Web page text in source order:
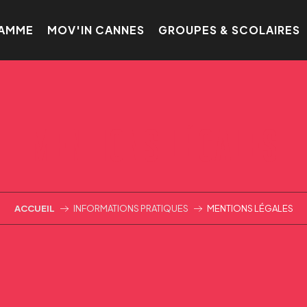
MOV'IN CANNES GROUPES & SCOLAIRES
ACCUEIL INFORMATIONS PRATIQUES MENTIONS LÉGALES